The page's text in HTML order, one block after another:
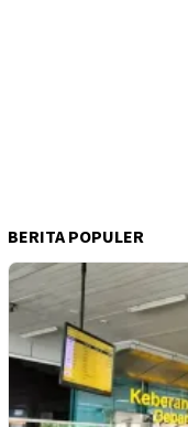
BERITA POPULER